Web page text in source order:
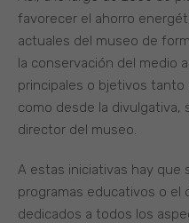
favorecer el ahorro
actuales del museo de
la conservación del medio
principales o bjetivos
como desde la divulgativa,
director del museo.
A estas iniciativas hay que
programas educativos o el
dedicados a todos los